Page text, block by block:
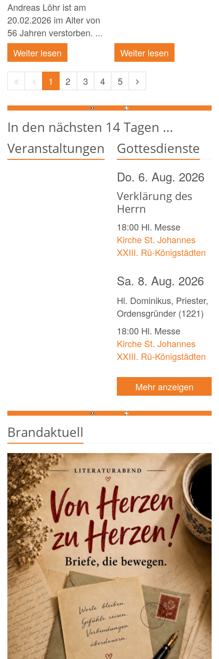
Andreas Löhr ist am
20.02.2026 im Alter von
56 Jahren verstorben. ...
Weiter lesen
Weiter lesen
Erste
Seite
Vorherige
Seite
1 2 3 4 5
Nächste
Seite
In den nächsten 14 Tagen ...
Veranstaltungen
Gottesdienste
Do. 6. Aug. 2026
Verklärung des
Herrn
18:00 Hl. Messe
Kirche St. Johannes
XXIII. Rü-Königstädten
Sa. 8. Aug. 2026
Hl. Dominikus, Priester,
Ordensgründer (1221)
18:00 Hl. Messe
Kirche St. Johannes
XXIII. Rü-Königstädten
Mehr anzeigen
Brandaktuell